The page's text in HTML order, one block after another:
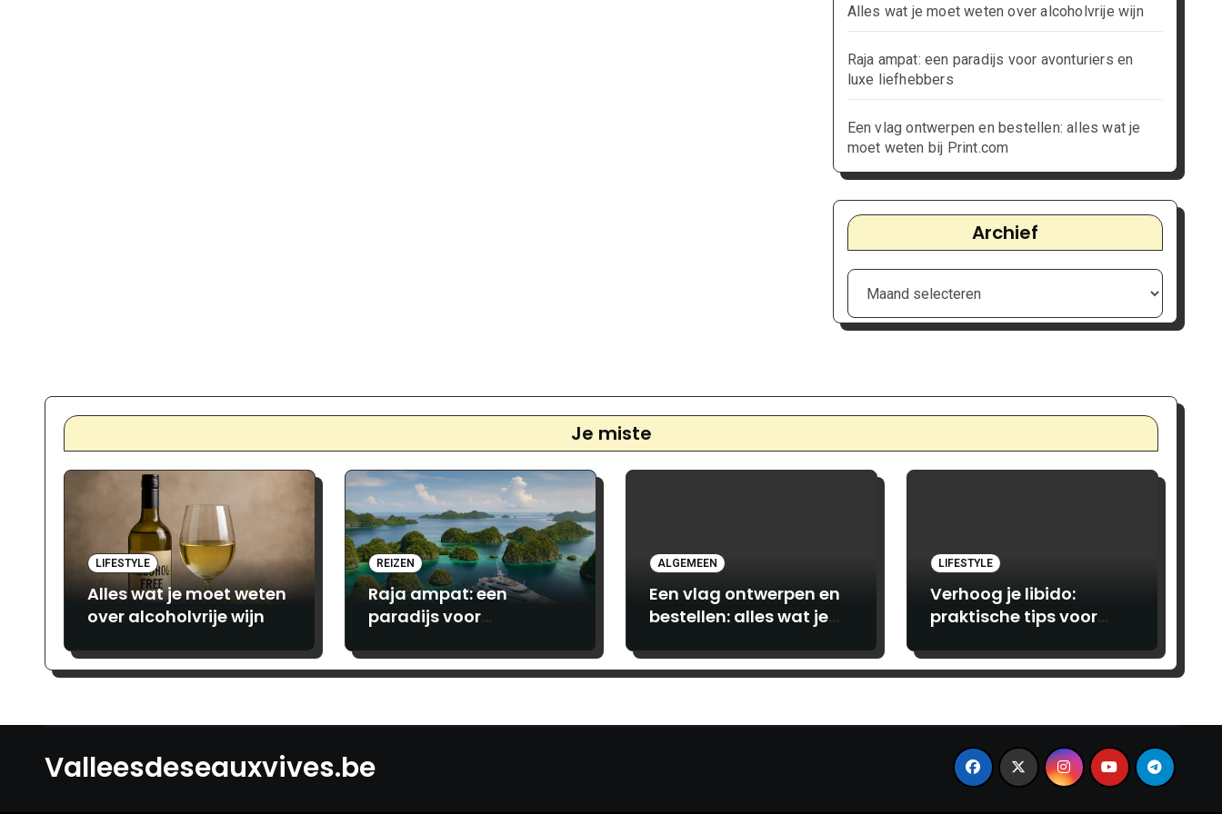
Alles wat je moet weten over alcoholvrije wijn
Raja ampat: een paradijs voor avonturiers en
luxe liefhebbers
Een vlag ontwerpen en bestellen: alles wat je
moet weten bij Print.com
Archief
Archief
Je miste
LIFESTYLE
Alles wat je moet weten
over alcoholvrije wijn
REIZEN
Raja ampat: een
paradijs voor
liefhebbers
ALGEMEEN
Een vlag ontwerpen en
bestellen: alles wat je
Print.com
LIFESTYLE
Verhoog je libido:
praktische tips voor
Valleesdeseauxvives.be